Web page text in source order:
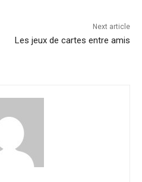
Next article
Les jeux de cartes entre amis